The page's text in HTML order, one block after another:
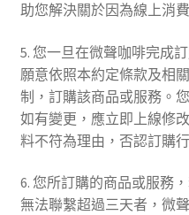
助您解決關於因為線上消
5. 您一旦在微聲咖啡完成
願意依照本約定條款及相
制，訂購該商品或服務。
如有變更，應立即上線修
料不符為理由，否認訂購
6. 您所訂購的商品或服務
無法聯繫超過三天者，微